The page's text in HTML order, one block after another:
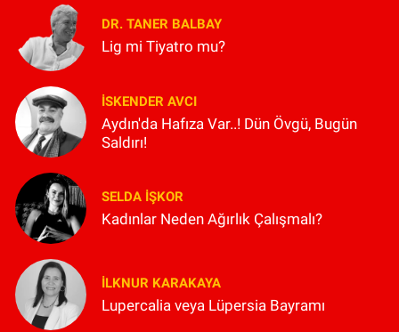
DR. TANER BALBAY
Lig mi Tiyatro mu?
İSKENDER AVCI
Aydın'da Hafıza Var..! Dün Övgü, Bugün
Saldırı!
SELDA İŞKOR
Kadınlar Neden Ağırlık Çalışmalı?
İLKNUR KARAKAYA
Lupercalia veya Lüpersia Bayramı